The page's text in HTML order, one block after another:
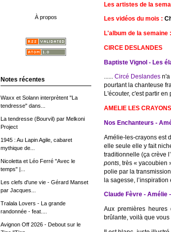
À propos
Notes récentes
Waxx et Solann interprètent "La
tendresse" dans...
La tendresse (Bourvil) par Melkoni
Project
1945 : Au Lapin Agile, cabaret
mythique de...
Nicoletta et Léo Ferré "Avec le
temps" |...
Les clefs d'une vie - Gérard Manset
par Jacques...
Tralala Lovers - La grande
randonnée - feat....
Avignon Off 2026 - Debout sur le
Les artistes de la
Les vidéos du mois :
L'album de la semaine :
CIRCE DESLANDES
Baptiste Vignol - Les
Circé Deslandesn'a
pourtant la chanteuse
L'écouter, c'est partir
AMELIE LES CRAYONS
Nos Enchanteurs -
Amélie-les-crayons est
elle seule elle y fait
traditionnelle (ça crève
ponts, très « yacoubien
polie par la
la sagesse, l’inspiration
Claude Fèvre - Amélie
Aux premières heures
brûlante, voilà que vous